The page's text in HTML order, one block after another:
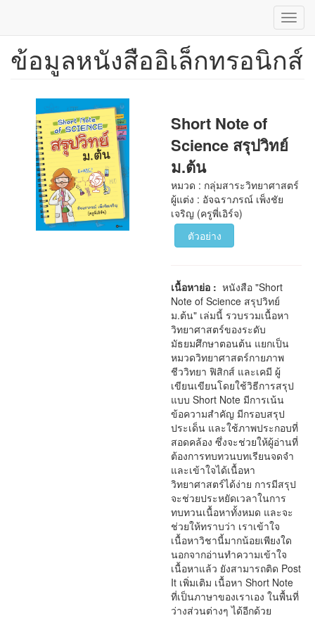
ข้าม
ข้อมูลหนังสืออิเล็กทรอนิกส์
Short Note of
Science สรุปวิทย์
ม.ต้น
หมวด : กลุ่มสาระวิทยาศาสตร์
ผู้แต่ง : อัจฉราภรณ์ เพ็งชัย
เจริญ (ครูพี่เอิร์จ)
ตัวอย่าง
เนื้อหาย่อ : หนังสือ "Short
Note of Science สรุปวิทย์
ม.ต้น" เล่มนี้ รวบรวมเนื้อหา
วิทยาศาสตร์ของระดับ
มัธยมศึกษาตอนต้น แยกเป็น
หมวดวิทยาศาสตร์กายภาพ
ชีววิทยา ฟิสิกส์ และเคมี ผู้
เขียนเขียนโดยใช้วิธีการสรุป
แบบ Short Note มีการเน้น
ข้อความสำคัญ มีกรอบสรุป
ประเด็น และใช้ภาพประกอบที่
สอดคล้อง ซึ่งจะช่วยให้ผู้อ่านที่
ต้องการทบทวนบทเรียนจดจำ
และเข้าใจได้เนื้อหา
วิทยาศาสตร์ได้ง่าย การมีสรุป
จะช่วยประหยัดเวลาในการ
ทบทวนเนื้อหาทั้งหมด และจะ
ช่วยให้ทราบว่า เราเข้าใจ
เนื้อหาวิชานี้มากน้อยเพียงใด
นอกจากอ่านทำความเข้าใจ
เนื้อหาแล้ว ยังสามารถติด Post
It เพิ่มเติม เนื้อหา Short Note
ที่เป็นภาษาของเราเอง ในพื้นที่
ว่างส่วนต่างๆ ได้อีกด้วย